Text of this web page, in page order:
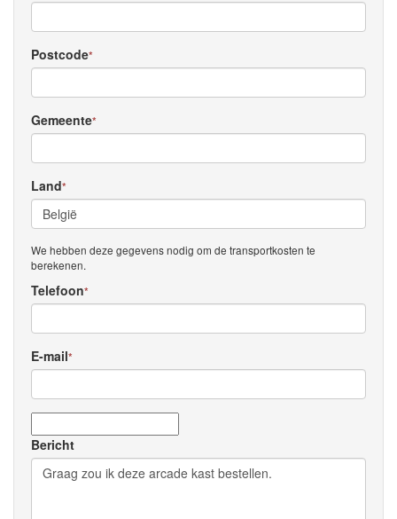
Postcode*
Gemeente*
Land*
We hebben deze gegevens nodig om de transportkosten te
berekenen.
Telefoon*
E-mail*
Bericht